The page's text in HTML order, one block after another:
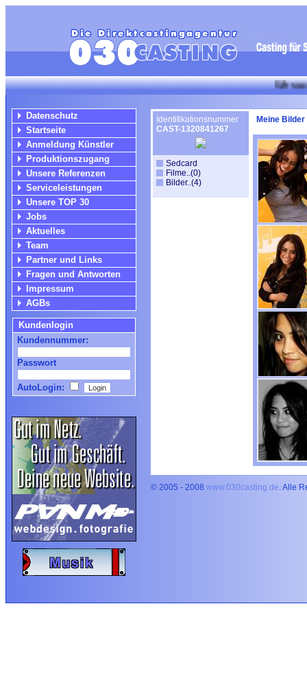
Wir suchen für
Datenschutz
Startseite
Anmeldung Künstler
Produktionszugang
Unsere Referenzen
Serviceleistungen
Unsere TOP 30
Jobs
Aktuelles
Team
Partner und Links
Fragen und Antworten
Impressum
AGBs
Kundenlogin
Kundennummer:
Passwort
AutoLogin:
Identifikationsnummer
CAST-1320841267
Sedcard
Filme..(0)
Bilder..(4)
Meine Bilder
© 2005 - 2008 www.030casting.de. Alle